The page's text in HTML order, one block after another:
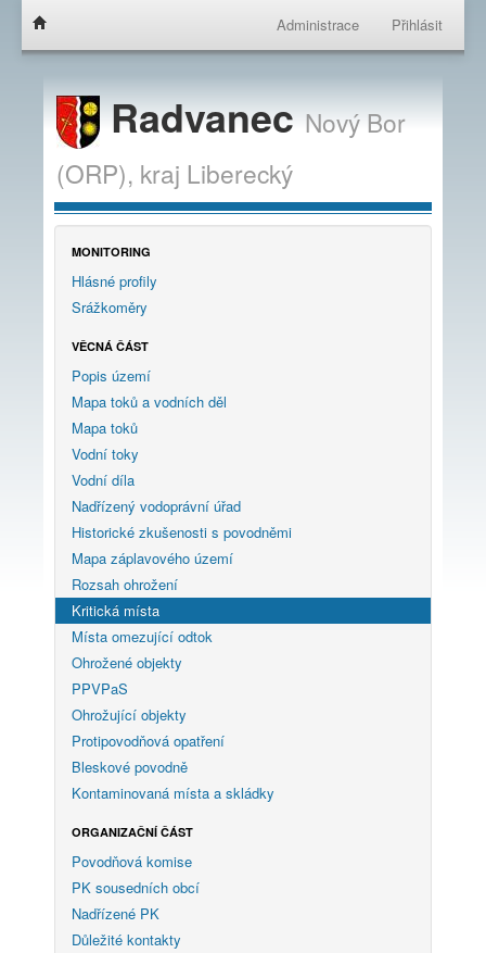
Administrace Přihlásit
RadvanecNový Bor
(ORP), kraj Liberecký
MONITORING
Hlásné profily
Srážkoměry
VĚCNÁ ČÁST
Popis území
Mapa toků a vodních děl
Mapa toků
Vodní toky
Vodní díla
Nadřízený vodoprávní úřad
Historické zkušenosti s povodněmi
Mapa záplavového území
Rozsah ohrožení
Kritická místa
Místa omezující odtok
Ohrožené objekty
PPVPaS
Ohrožující objekty
Protipovodňová opatření
Bleskové povodně
Kontaminovaná místa a skládky
ORGANIZAČNÍ ČÁST
Povodňová komise
PK sousedních obcí
Nadřízené PK
Důležité kontakty